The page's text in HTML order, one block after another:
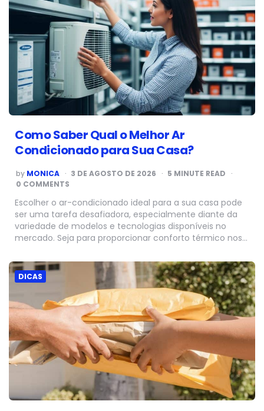
Como Saber Qual o Melhor Ar
Condicionado para Sua Casa?
POSTED
BY
by MONICA 3 DE AGOSTO DE 2026 5 MINUTE READ
0 COMMENTS
Escolher o ar-condicionado ideal para a sua casa pode
ser uma tarefa desafiadora, especialmente diante da
variedade de modelos e tecnologias disponíveis no
mercado. Seja para proporcionar conforto térmico nos…
DICAS